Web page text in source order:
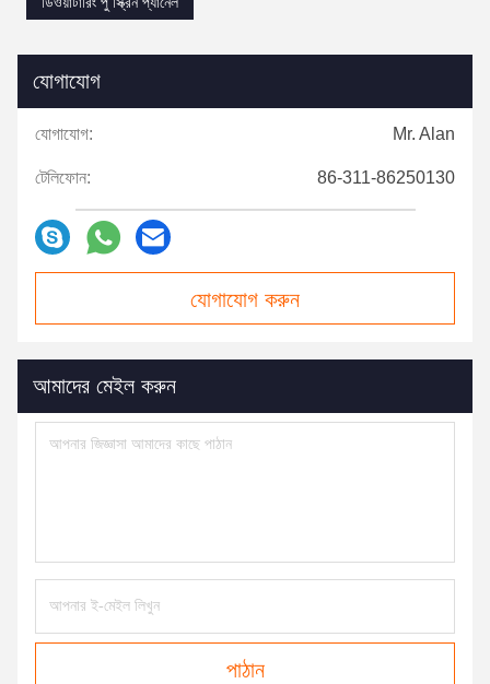
যোগাযোগ
যোগাযোগ: Mr. Alan
টেলিফোন: 86-311-86250130
যোগাযোগ করুন
আমাদের মেইল ​​করুন
পাঠান